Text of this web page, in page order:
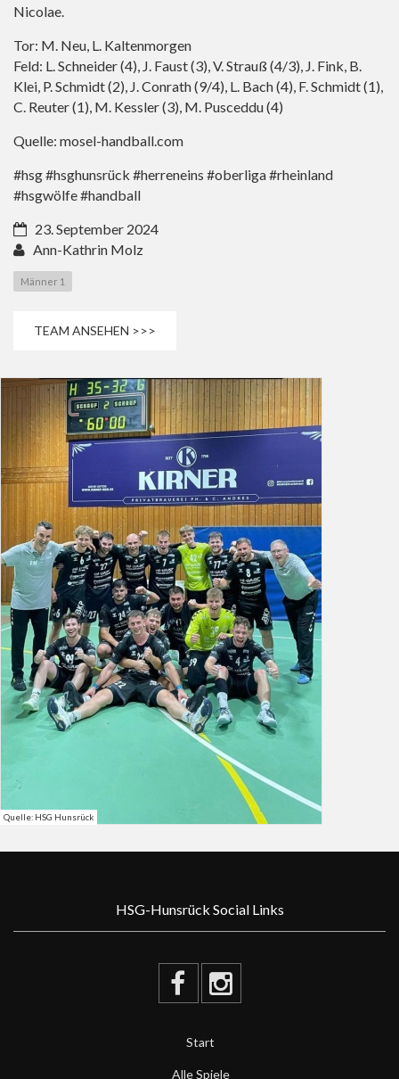
Nicolae.
Tor: M. Neu, L. Kaltenmorgen
Feld: L. Schneider (4), J. Faust (3), V. Strauß (4/3), J. Fink, B.
Klei, P. Schmidt (2), J. Conrath (9/4), L. Bach (4), F. Schmidt (1),
C. Reuter (1), M. Kessler (3), M. Pusceddu (4)
Quelle: mosel-handball.com
#hsg #hsghunsrück #herreneins #oberliga #rheinland
#hsgwölfe #handball
23. September 2024
Ann-Kathrin Molz
Männer 1
TEAM ANSEHEN >>>
Quelle: HSG Hunsrück
HSG-Hunsrück Social Links
Start
Alle Spiele